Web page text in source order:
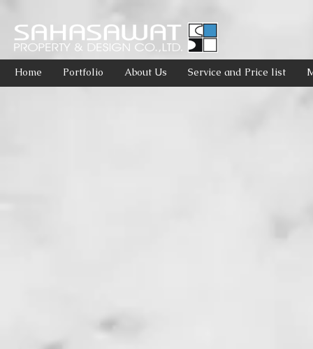
Home Portfolio About Us Service and Price list